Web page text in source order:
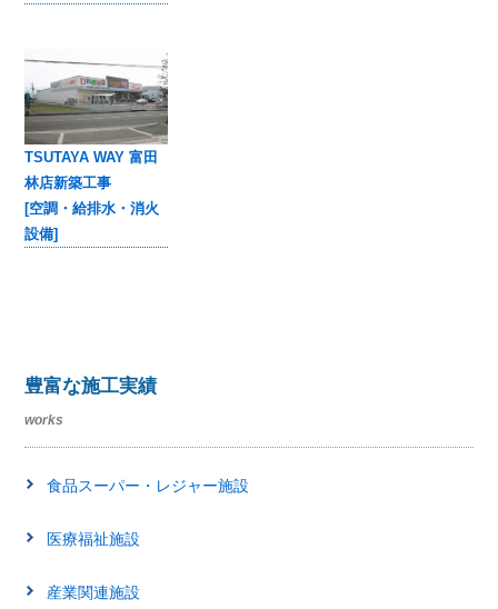
TSUTAYA WAY 富田
林店新築工事
[空調・給排水・消火
設備]
豊富な施工実績
works
食品スーパー・レジャー施設
医療福祉施設
産業関連施設